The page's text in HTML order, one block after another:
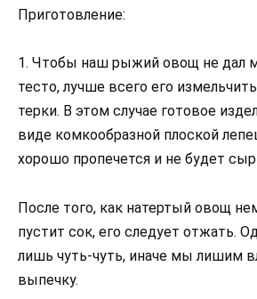
Приготовление:
1. Чтобы наш рыжий овощ не дал
тесто, лучше всего его
терки. В этом случае готовое
виде комкообразной плоской
хорошо пропечется и не будет
После того, как натертый овощ
пустит сок, его следует отжать.
лишь чуть-чуть, иначе мы лишим
выпечку.